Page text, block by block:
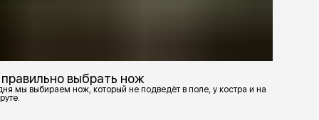
выбрать нож
мы выбираем нож, который не подведёт в поле, у костра и на